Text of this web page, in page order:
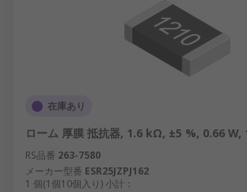
在庫あり
ローム 厚膜 抵抗器, 1.6 kΩ, ±5 %, 0.66 W,
RS品番 263-7580
メーカー型番 ESR25JZPJ162
1 個(1個10個入り) 小計：